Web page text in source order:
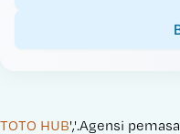
TOTO HUB','.Agensi